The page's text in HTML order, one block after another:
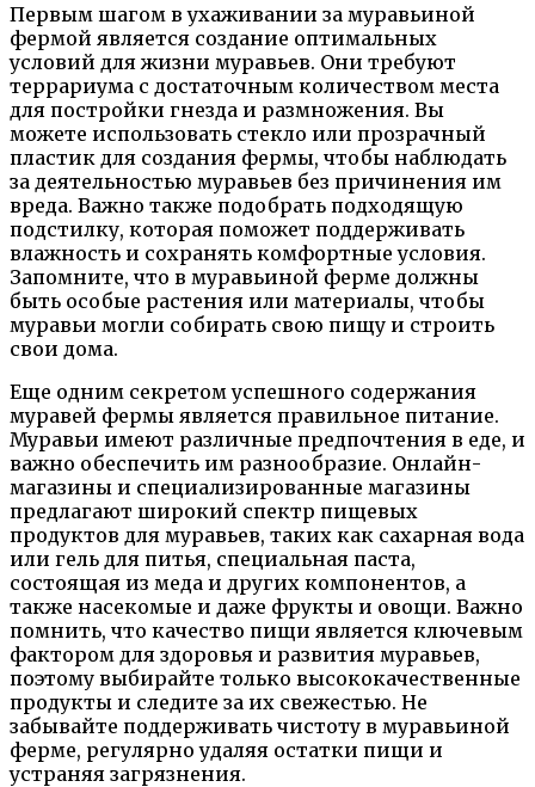
Первым шагом в ухаживании за муравьиной
фермой является создание оптимальных
условий для жизни муравьев. Они требуют
террариума с достаточным количеством места
для постройки гнезда и размножения. Вы
можете использовать стекло или прозрачный
пластик для создания фермы, чтобы наблюдать
за деятельностью муравьев без причинения им
вреда. Важно также подобрать подходящую
подстилку, которая поможет поддерживать
влажность и сохранять комфортные условия.
Запомните, что в муравьиной ферме должны
быть особые растения или материалы, чтобы
муравьи могли собирать свою пищу и строить
свои дома.
Еще одним секретом успешного содержания
муравей фермы является правильное питание.
Муравьи имеют различные предпочтения в еде, и
важно обеспечить им разнообразие. Онлайн-
магазины и специализированные магазины
предлагают широкий спектр пищевых
продуктов для муравьев, таких как сахарная вода
или гель для питья, специальная паста,
состоящая из меда и других компонентов, а
также насекомые и даже фрукты и овощи. Важно
помнить, что качество пищи является ключевым
фактором для здоровья и развития муравьев,
поэтому выбирайте только высококачественные
продукты и следите за их свежестью. Не
забывайте поддерживать чистоту в муравьиной
ферме, регулярно удаляя остатки пищи и
устраняя загрязнения.